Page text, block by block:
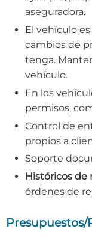
aseguradora.
El vehículo
cambios de
tenga.
vehículo.
En los
permisos,
Control de
propios a
Soporte
Históricos de
órdenes de